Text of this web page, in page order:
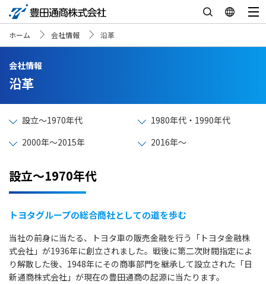
ホーム 会社情報 沿革
会社情報
沿革
設立～1970年代
1980年代・1990年代
2000年～2015年
2016年～
設立～1970年代
トヨタグループの総合商社としての道を歩む
当社の前身に当たる、トヨタ車の販売金融を行う「トヨタ金融株
式会社」が1936年に創立されました。戦後に第二次財閥指定によ
り解散した後、1948年にその商事部門を継承して設立された「日
新通商株式会社」が現在の豊田通商の起源に当たります。